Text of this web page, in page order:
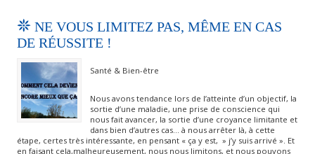
NE VOUS LIMITEZ PAS, MÊME EN CAS
DE RÉUSSITE !
Santé & Bien-être
Nous avons tendance lors de l’atteinte d’un objectif, la
sortie d’une maladie, une prise de conscience qui
nous fait avancer, la sortie d’une croyance limitante et
dans bien d’autres cas… à nous arrêter là, à cette
étape, certes très intéressante, en pensant « ça y est, » j’y suis arrivé ». Et
en faisant cela,malheureusement, nous nous limitons, et nous pouvons